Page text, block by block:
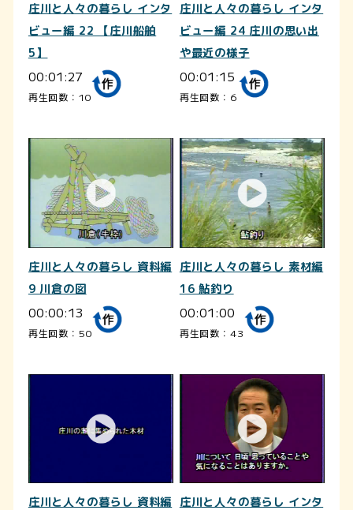
庄川と人々の暮らし インタ
ビュー編 22 【庄川船舶
5】
00:01:27
再生回数：10
庄川と人々の暮らし インタ
ビュー編 24 庄川の思い出
や最近の様子
00:01:15
再生回数：6
庄川と人々の暮らし 資料編
9 川倉の図
00:00:13
再生回数：50
庄川と人々の暮らし 素材編
16 鮎釣り
00:01:00
再生回数：43
庄川と人々の暮らし 資料編 庄川と人々の暮らし インタ